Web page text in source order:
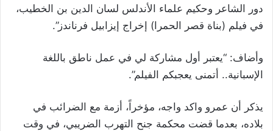
دور الشاعر وحكيم علماء الأندلس لسان الدين بن الخطيب،
في فيلم (بناة قصر الحمرا) إخراج إيزابيل فرناندز”.
وأضاف: “يعتبر أول مشاركة لي في عمل ناطق باللغة
الإسبانية.. أتمنى يعجبكم الفيلم”.
يذكر أن عمرو واكد واجه، مؤخراً، أزمة مع الضرائب في
بلاده، بعدما قضت محكمة جنح التهرب الضريبي، في وقت